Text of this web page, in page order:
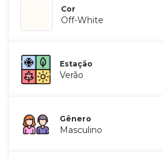
Cor
Off-White
Estação
Verão
Gênero
Masculino